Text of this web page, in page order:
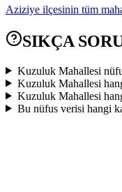
Aziziye ilçesinin tüm
SIKÇA
Kuzuluk Mahallesi
Kuzuluk Mahallesi
Kuzuluk Mahallesi
Bu nüfus verisi hangi